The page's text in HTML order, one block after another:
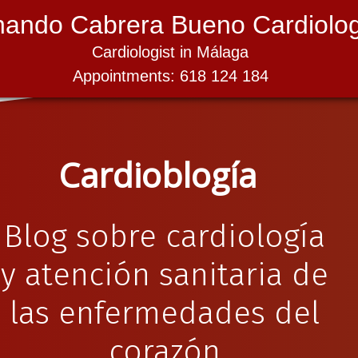
Cabrera Bueno
Cardiologist in Málaga
Appointments: 618 124 184
Cardioblogía
Blog sobre cardiología
y atención sanitaria de
las enfermedades del